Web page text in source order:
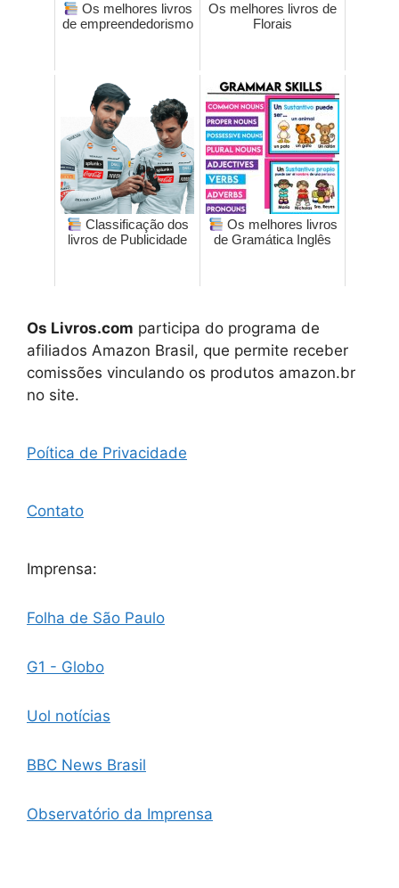
Os melhores livros
de empreendedorismo
Os melhores livros de
Florais
Classificação dos
livros de Publicidade
Os melhores livros
de Gramática Inglês
Os Livros.com participa do programa de
afiliados Amazon Brasil, que permite receber
comissões vinculando os produtos amazon.br
no site.
Poítica de Privacidade
Contato
Imprensa:
Folha de São Paulo
G1 - Globo
Uol notícias
BBC News Brasil
Observatório da Imprensa